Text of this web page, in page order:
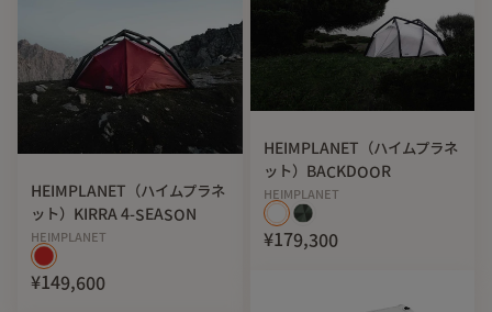
HEIMPLANET（ハイムプラネ
ット）KIRRA 4-SEASON
HEIMPLANET
¥149,600
HEIMPLANET（ハイムプラネ
ット）BACKDOOR
HEIMPLANET
¥179,300